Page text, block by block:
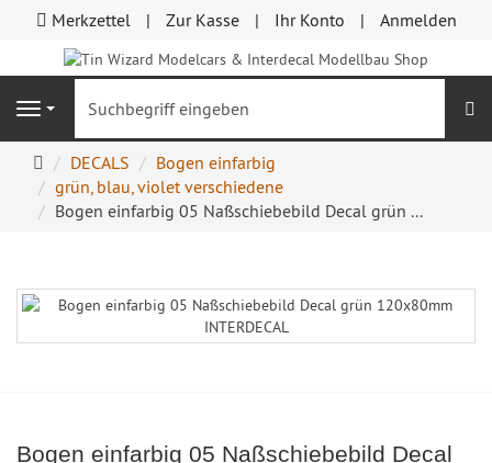
Merkzettel Zur Kasse Ihr Konto Anmelden
Navigation
Startseite
DECALS
Bogen einfarbig
grün, blau, violet verschiedene
Bogen einfarbig 05 Naßschiebebild Decal grün ...
Bogen einfarbig 05 Naßschiebebild Decal